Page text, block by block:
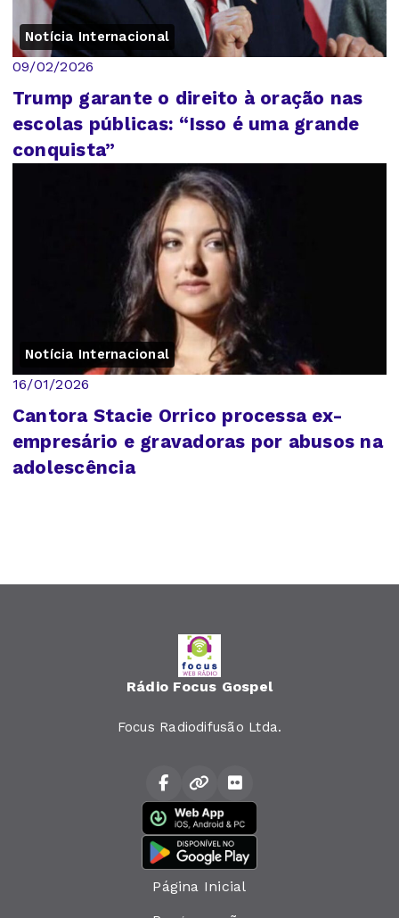
Notícia Internacional
09/02/2026
Trump garante o direito à oração nas
escolas públicas: “Isso é uma grande
conquista”
Notícia Internacional
16/01/2026
Cantora Stacie Orrico processa ex-
empresário e gravadoras por abusos na
adolescência
Rádio Focus Gospel
Focus Radiodifusão Ltda.
Página Inicial